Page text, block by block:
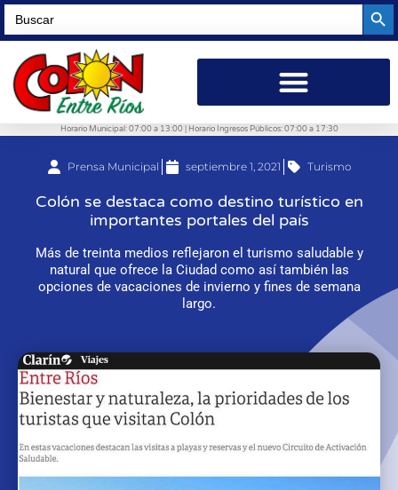
Search
for:
Horario Municipal: 07:00 a 13:00 | Horario Ingresos Públicos: 07:00 a 17:30
Prensa Municipal septiembre 1, 2021 Turismo
Colón se destaca como destino turístico en
importantes portales del país
Más de treinta medios reflejaron el turismo saludable y
natural que ofrece la Ciudad como así también las
opciones de vacaciones de invierno y fines de semana
largo.